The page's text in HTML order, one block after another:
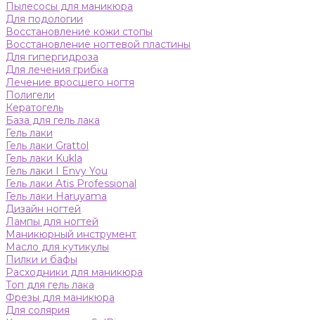
Пылесосы для маникюра
Для подологии
Восстановление кожи стопы
Восстановление ногтевой пластины
Для гипергидроза
Для лечения грибка
Лечение вросшего ногтя
Полигели
Кератогель
База для гель лака
Гель лаки
Гель лаки Grattol
Гель лаки Kukla
Гель лаки I Envy You
Гель лаки Atis Professional
Гель лаки Haruyama
Дизайн ногтей
Лампы для ногтей
Маникюрный инструмент
Масло для кутикулы
Пилки и бафы
Расходники для маникюра
Топ для гель лака
Фрезы для маникюра
Для солярия